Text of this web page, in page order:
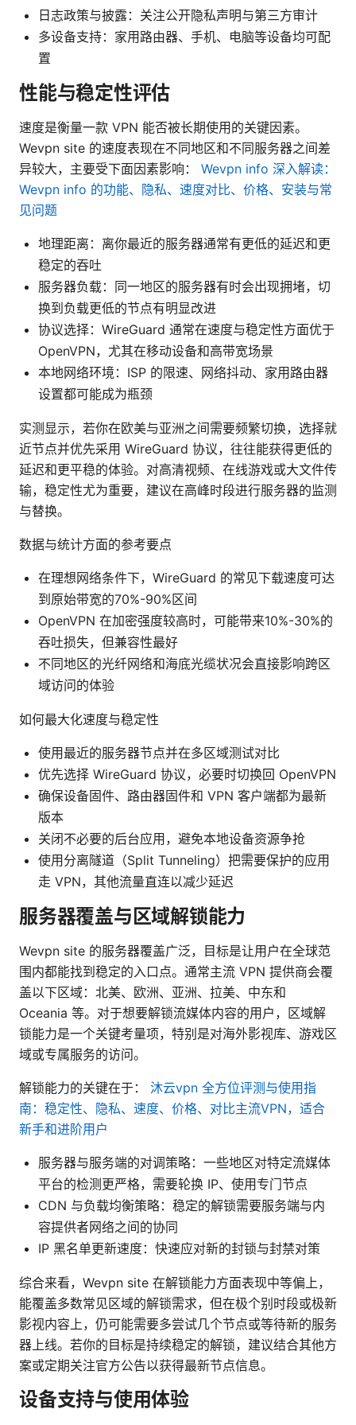
日志政策与披露：关注公开隐私声明与第三方审计
多设备支持：家用路由器、手机、电脑等设备均可配
置
性能与稳定性评估
速度是衡量一款 VPN 能否被长期使用的关键因素。
Wevpn site 的速度表现在不同地区和不同服务器之间差
异较大，主要受下面因素影响： Wevpn info 深入解读：
Wevpn info 的功能、隐私、速度对比、价格、安装与常
见问题
地理距离：离你最近的服务器通常有更低的延迟和更
稳定的吞吐
服务器负载：同一地区的服务器有时会出现拥堵，切
换到负载更低的节点有明显改进
协议选择：WireGuard 通常在速度与稳定性方面优于
OpenVPN，尤其在移动设备和高带宽场景
本地网络环境：ISP 的限速、网络抖动、家用路由器
设置都可能成为瓶颈
实测显示，若你在欧美与亚洲之间需要频繁切换，选择就
近节点并优先采用 WireGuard 协议，往往能获得更低的
延迟和更平稳的体验。对高清视频、在线游戏或大文件传
输，稳定性尤为重要，建议在高峰时段进行服务器的监测
与替换。
数据与统计方面的参考要点
在理想网络条件下，WireGuard 的常见下载速度可达
到原始带宽的70%-90%区间
OpenVPN 在加密强度较高时，可能带来10%-30%的
吞吐损失，但兼容性最好
不同地区的光纤网络和海底光缆状况会直接影响跨区
域访问的体验
如何最大化速度与稳定性
使用最近的服务器节点并在多区域测试对比
优先选择 WireGuard 协议，必要时切换回 OpenVPN
确保设备固件、路由器固件和 VPN 客户端都为最新
版本
关闭不必要的后台应用，避免本地设备资源争抢
使用分离隧道（Split Tunneling）把需要保护的应用
走 VPN，其他流量直连以减少延迟
服务器覆盖与区域解锁能力
Wevpn site 的服务器覆盖广泛，目标是让用户在全球范
围内都能找到稳定的入口点。通常主流 VPN 提供商会覆
盖以下区域：北美、欧洲、亚洲、拉美、中东和
Oceania 等。对于想要解锁流媒体内容的用户，区域解
锁能力是一个关键考量项，特别是对海外影视库、游戏区
域或专属服务的访问。
解锁能力的关键在于： 沐云vpn 全方位评测与使用指
南：稳定性、隐私、速度、价格、对比主流VPN，适合
新手和进阶用户
服务器与服务端的对调策略：一些地区对特定流媒体
平台的检测更严格，需要轮换 IP、使用专门节点
CDN 与负载均衡策略：稳定的解锁需要服务端与内
容提供者网络之间的协同
IP 黑名单更新速度：快速应对新的封锁与封禁对策
综合来看，Wevpn site 在解锁能力方面表现中等偏上，
能覆盖多数常见区域的解锁需求，但在极个别时段或极新
影视内容上，仍可能需要多尝试几个节点或等待新的服务
器上线。若你的目标是持续稳定的解锁，建议结合其他方
案或定期关注官方公告以获得最新节点信息。
设备支持与使用体验